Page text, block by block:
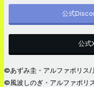
公式
公式
©あずみ圭・アルファポリス/
©風波しのぎ・アルファポリ